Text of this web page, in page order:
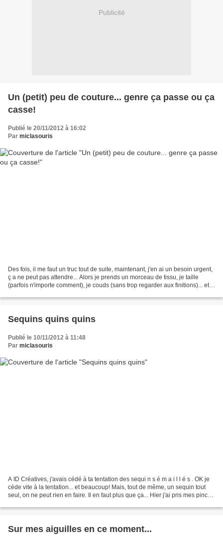
Publicité
Un (petit) peu de couture... genre ça passe ou ça
casse!
Publié le 20/11/2012 à 16:02
Par miclasouris
Des fois, il me faut un truc tout de suite, maintenant, j'en ai un besoin urgent,
ç a ne peut pas attendre... Alors je prends un morceau de tissu, je taille
(parfois n'importe comment), je couds (sans trop regarder aux finitions)... et
Sequins quins quins
Publié le 10/11/2012 à 11:48
Par miclasouris
A ID Créatives, j'avais cédé à ta tentation des sequi n s é m a i l l é s . OK je
cède vite à la tentation... et beaucoup! Mais, tout de même, un sequin tout
seul, on ne peut rien en faire. Il en faut plus que ça... Hier j'ai pris mes pinces
Sur mes aiguilles en ce moment...